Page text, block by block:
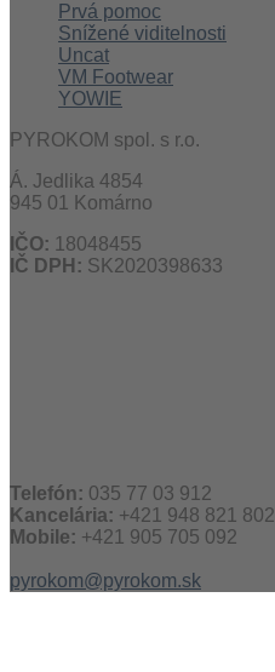
Prvá pomoc
Snížené viditelnosti
Uncat
VM Footwear
YOWIE
PYROKOM spol. s r.o.
Á. Jedlika 4854
945 01 Komárno
IČO: 18048455
IČ DPH: SK2020398633
Telefón: 035 77 03 912
Kancelária: +421 948 821 802
Mobile: +421 905 705 092
pyrokom@pyrokom.sk